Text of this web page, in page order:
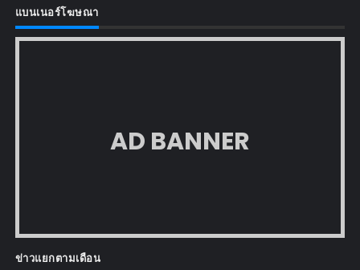
แบนเนอร์โฆษณา
AD BANNER
ข่าวแยกตามเดือน